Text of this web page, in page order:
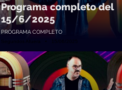
Programa completo del
15/6/2025
PROGRAMA COMPLETO
Segundos Afuera • 15/06/2025